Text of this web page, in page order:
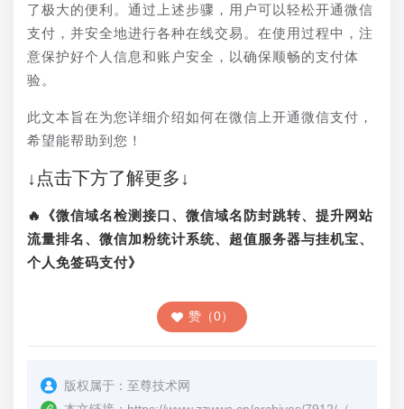
了极大的便利。通过上述步骤，用户可以轻松开通微信
支付，并安全地进行各种在线交易。在使用过程中，注
意保护好个人信息和账户安全，以确保顺畅的支付体
验。
此文本旨在为您详细介绍如何在微信上开通微信支付，
希望能帮助到您！
↓点击下方了解更多↓
🔥《微信域名检测接口、微信域名防封跳转、提升网站
流量排名、微信加粉统计系统、超值服务器与挂机宝、
个人免签码支付》
赞（0）
版权属于： 至尊技术网